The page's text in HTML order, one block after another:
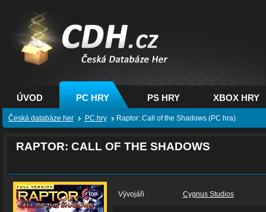
CDH.cz - hry na PC,
PS, XBOX - Česká
databáze her
ÚVOD PC HRY PS HRY XBOX HRY
Česká databáze her PC hry Raptor: Call of the Shadows (PC hra)
RAPTOR: CALL OF THE SHADOWS
Vývojáři Cygnus Studios